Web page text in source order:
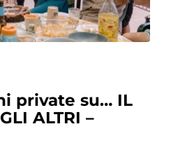
private su… IL
ALTRI –